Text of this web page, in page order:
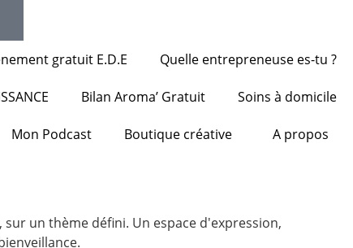
gratuit E.D.E Quelle entrepreneuse es-tu ?
Bilan Aroma’ Gratuit Soins à domicile
Mon Podcast Boutique créative A propos
un thème défini. Un espace d'expression,